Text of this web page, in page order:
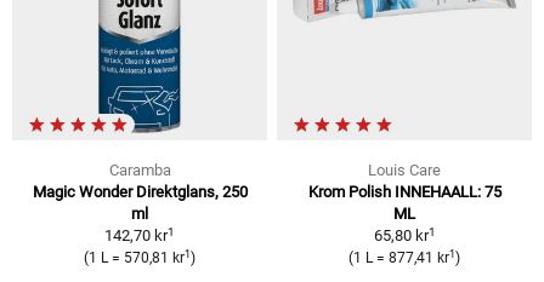
Caramba
Magic Wonder Direktglans, 250
ml
142,70 kr1
(1 L = 570,81 kr1 )
Louis Care
Krom Polish INNEHAALL: 75
ML
65,80 kr1
(1 L = 877,41 kr1 )